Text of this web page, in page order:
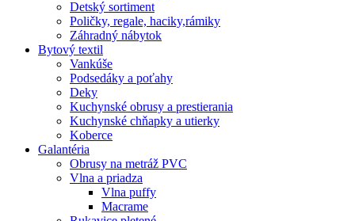
Detský sortiment
Poličky, regale, haciky,rámiky
Záhradný nábytok
Bytový textil
Vankúše
Podsedáky a poťahy
Deky
Kuchynské obrusy a prestierania
Kuchynské chňapky a utierky
Koberce
Galantéria
Obrusy na metráž PVC
Vlna a priadza
Vlna puffy
Macrame